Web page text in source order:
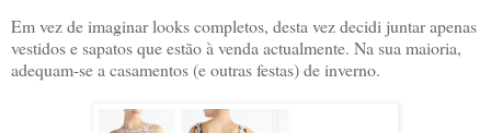
Em vez de imaginar looks completos, desta vez decidi juntar apenas
vestidos e sapatos que estão à venda actualmente. Na sua maioria,
adequam-se a casamentos (e outras festas) de inverno.